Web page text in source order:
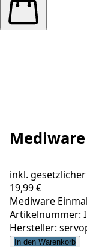
inkl.
19,99 €
Mediware
Artikelnummer:
Hersteller:
In den Warenkorb